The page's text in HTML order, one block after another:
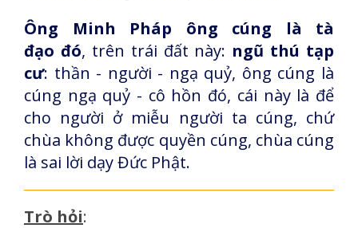
Ông Minh Pháp ông cúng là tà
đạo đó, trên trái đất này: ngũ thú tạp
cư: thần - người - ngạ quỷ, ông cúng là
cúng ngạ quỷ - cô hồn đó, cái này là để
cho người ở miễu người ta cúng, chứ
chùa không được quyền cúng, chùa cúng
là sai lời dạy Đức Phật.
Trò hỏi: